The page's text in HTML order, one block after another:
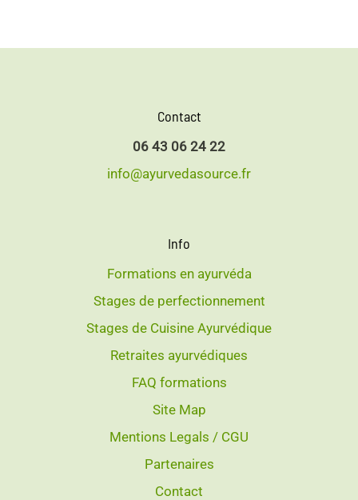
Contact
06 43 06 24 22
info@ayurvedasource.fr
Info
Formations en ayurvéda
Stages de perfectionnement
Stages de Cuisine Ayurvédique
Retraites ayurvédiques
FAQ formations
Site Map
Mentions Legals / CGU
Partenaires
Contact